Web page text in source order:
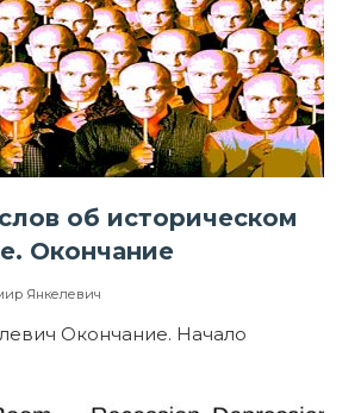
об историческом
Окончание
Янкелевич
Окончание. Начало